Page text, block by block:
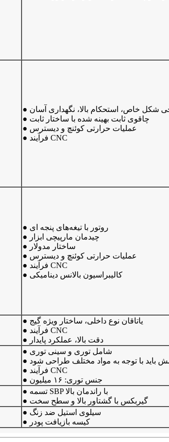
شکل خاص، استحکام بالا، نگهداری آسان
● چاقوی ثابت بهینه شده با ساختار ثابت
● عملیات حرارتی کوئنچ و دیسترس
● فرآیند CNC
● روتور با تیغه‌های پنجه ای
● چیدمان مارپیچی ابزار
● ساختار مدولار
● عملیات حرارتی کوئنچ و دیسترس
● فرآیند CNC
● کالیبراسیون بالانس دینامیکی
● یاتاقان نوع داخلی، ساختار ویژه گیج
● فرآیند CNC
● دقت بالا، عملکرد پایدار
● شامل توری و سینی توری
مش باید با توجه به مواد مختلف طراحی شود
● فرآیند CNC
● جنس توری: ۱۶ میلیون
● تسمه SBP با راندمان بالا
● گیربکس با گشتاور بالا و سطح سخت
● سیلوی استیل ضد زنگ
● کیسه بازیافت پودر